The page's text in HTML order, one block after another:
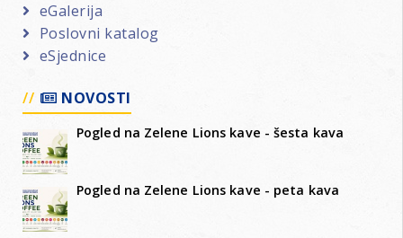
eGalerija
Poslovni katalog
eSjednice
NOVOSTI
Pogled na Zelene Lions kave - šesta kava
Pogled na Zelene Lions kave - peta kava